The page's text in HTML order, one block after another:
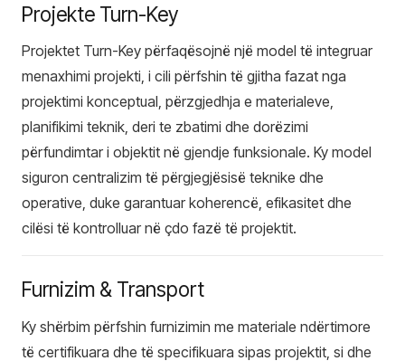
Projekte Turn-Key
Projektet Turn-Key përfaqësojnë një model të integruar
menaxhimi projekti, i cili përfshin të gjitha fazat nga
projektimi konceptual, përzgjedhja e materialeve,
planifikimi teknik, deri te zbatimi dhe dorëzimi
përfundimtar i objektit në gjendje funksionale. Ky model
siguron centralizim të përgjegjësisë teknike dhe
operative, duke garantuar koherencë, efikasitet dhe
cilësi të kontrolluar në çdo fazë të projektit.
Furnizim & Transport
Ky shërbim përfshin furnizimin me materiale ndërtimore
të certifikuara dhe të specifikuara sipas projektit, si dhe